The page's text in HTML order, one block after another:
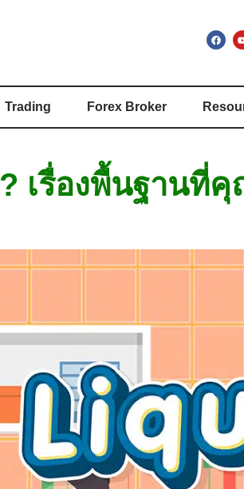
Trading Forex Broker
เรื่องพื้นฐานที่